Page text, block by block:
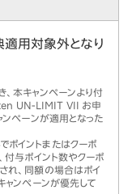
適用対象外となり
本キャンペーンより付
UN-LIMIT VII お申
ンペーンが適用となった
イントまたはクーポ
付与ポイント数やクーポ
れ、同額の場合はポイ
ャンペーンが優先して